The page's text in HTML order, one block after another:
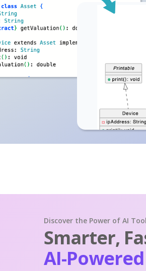
Discover the Power of AI
Smarter,
AI-Powered